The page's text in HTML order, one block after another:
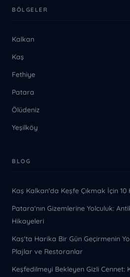
BÖLGELER
Kalkan
Kaş
Fethiye
Patara
Ölüdeniz
Yeşilköy
BLOG
Kaş Kalkan'da Keşfe Çıkmak İçin 10
Patara'nın Gizemlerine Yolculuk:
Hikayeleri
Kaş'ta Harika Bir Gün Geçirmenin
Plajlar ve Restoranlar
Keşfedilmeyi Bekleyen Gizli Cennet: